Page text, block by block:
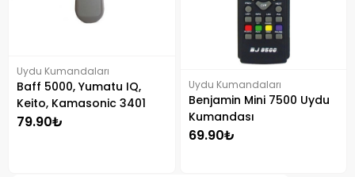
Uydu Kumandaları
Baff 5000, Yumatu IQ,
Keito, Kamasonic 3401
Uydu Kumandası
79.90₺
Uydu Kumandaları
Benjamin Mini 7500 Uydu
Kumandası
69.90₺